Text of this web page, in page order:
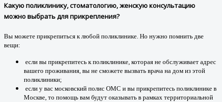
Какую поликлинику, стоматологию, женскую консультацию
можно выбрать для прикрепления?
Вы можете прикрепиться к любой поликлинике. Но нужно помнить две
вещи:
если вы прикрепитесь к поликлинике, которая не обслуживает адрес
вашего проживания, вы не сможете вызвать врача на дом из этой
поликлиники;
если у вас московский полис ОМС и вы прикрепитесь поликлинике в
Москве, то помощь вам будут оказывать в рамках территориальной